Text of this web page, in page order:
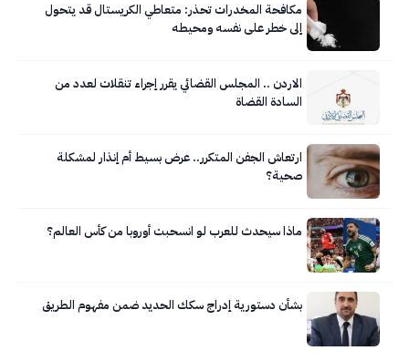
مكافحة المخدرات تحذر: متعاطي الكريستال قد يتحول
إلى خطر على نفسه ومحيطه
الاردن .. المجلس القضائي يقرر إجراء تنقلات لعدد من
السادة القضاة
ارتعاش الجفن المتكرر.. عرض بسيط أم إنذار لمشكلة
صحية؟
ماذا سيحدث للعرب لو انسحبت أوروبا من كأس العالم؟
بشأن دستورية إدراج سكك الحديد ضمن مفهوم الطريق